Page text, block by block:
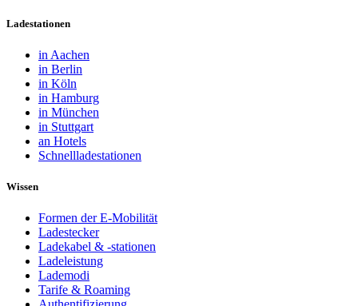
Ladestationen
in Aachen
in Berlin
in Köln
in Hamburg
in München
in Stuttgart
an Hotels
Schnellladestationen
Wissen
Formen der E-Mobilität
Ladestecker
Ladekabel & -stationen
Ladeleistung
Lademodi
Tarife & Roaming